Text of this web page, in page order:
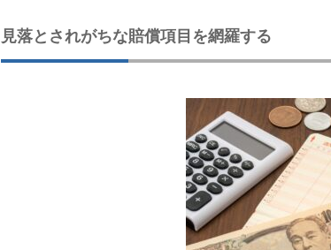
見落とされがちな賠償項目を網羅する